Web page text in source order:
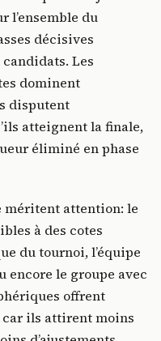
l’ensemble du
décisives
Les
dominent
disputent
atteignent la finale,
éliminé en phase
méritent attention: le
à des cotes
du tournoi, l’équipe
encore le groupe avec
offrent
car ils attirent moins